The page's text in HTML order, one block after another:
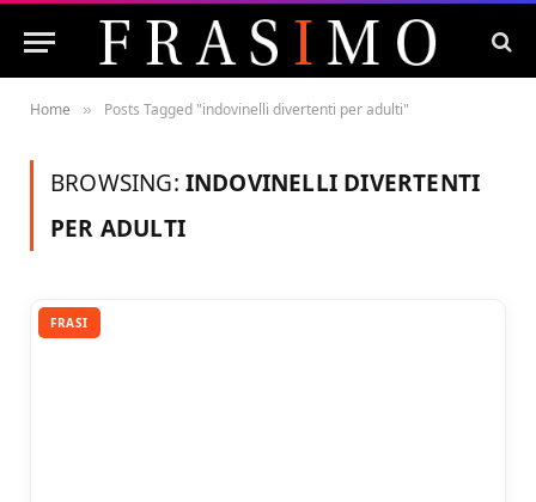
Home » Posts Tagged "indovinelli divertenti per adulti"
BROWSING: INDOVINELLI DIVERTENTI
PER ADULTI
FRASI